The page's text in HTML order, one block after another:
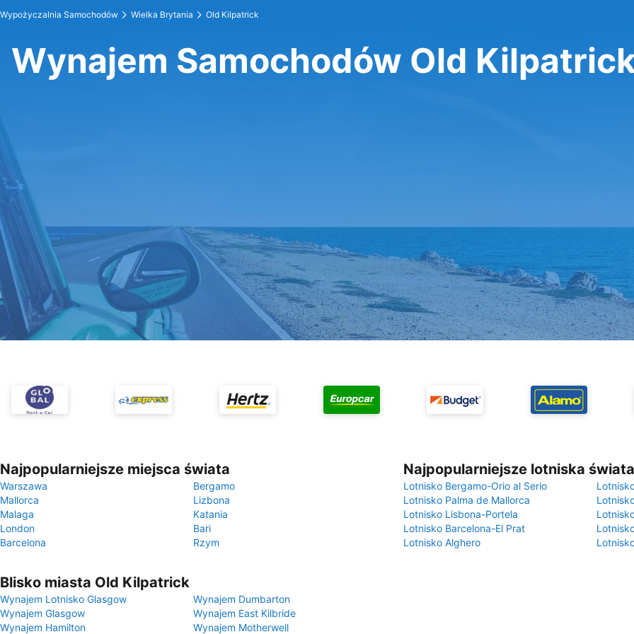
Wypożyczalnia Samochodów Wielka Brytania Old Kilpatrick
Wynajem Samochodów Old
Najpopularniejsze miejsca świata
Warszawa
Bergamo
Mallorca
Lizbona
Malaga
Katania
London
Bari
Barcelona
Rzym
Najpopularniejsze lotniska świata
Lotnisko Bergamo-Orio al Serio
Lotnisko Palma de Mallorca
Lotnisko Lisbona-Portela
Lotnisko Barcelona-El Prat
Lotnisko Alghero
Blisko miasta Old Kilpatrick
Wynajem Lotnisko Glasgow
Wynajem Dumbarton
Wynajem Glasgow
Wynajem East Kilbride
Wynajem Hamilton
Wynajem Motherwell